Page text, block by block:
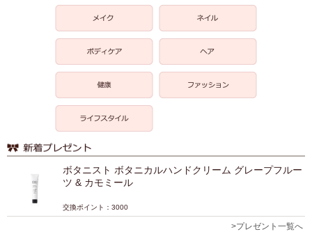
ボタニスト ボタニカルハンドクリーム グレープフルー
ツ & カモミール
交換ポイント：3000
>プレゼント一覧へ